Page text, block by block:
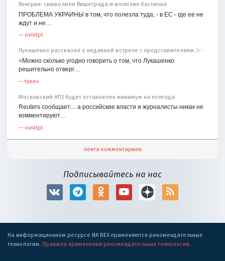
Венгрия: символизм Вишеграда и иллюзия бастиона
ПРОБЛЕМА УКРАИНЫ в том, что полезла туда, - в ЕС - где ее не
ждут и не…
— ovintpl
Лукашенко рассказал о недавней встрече с представителями
=Можно сколько угодно говорить о том, что Лукашенко
решительно отверг…
—timev
Московский НПЗ будет остановлен минимум на полгода
Reuters сообщает.... а российские власти и журналисты никак не
комментируют…
— ovintpl
лента комментариев
Подписывайтесь на нас
На информационном ресурсе ИА REX применяются рекомендательные
технологии. Правила применения рекомендательных технологий.